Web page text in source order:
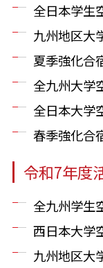
全日本学生
九州地区大
夏季強化合
全九州大学
全日本大学
春季強化合
令和7年度
全九州学生
西日本大学
九州地区大